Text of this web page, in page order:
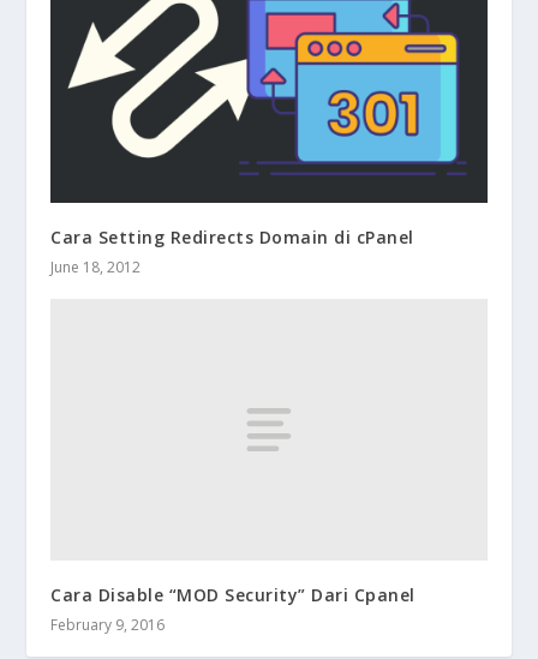
Cara Setting Redirects Domain di cPanel
June 18, 2012
Cara Disable “MOD Security” Dari Cpanel
February 9, 2016